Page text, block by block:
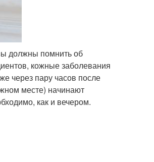
должны помнить об
кожные заболевания
через пару часов после
месте) начинают
как и вечером.